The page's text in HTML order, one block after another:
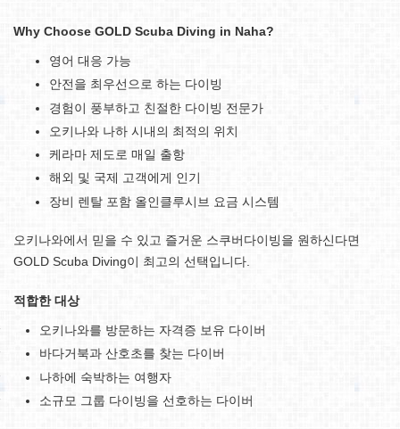
Why Choose GOLD Scuba Diving in Naha?
영어 대응 가능
안전을 최우선으로 하는 다이빙
경험이 풍부하고 친절한 다이빙 전문가
오키나와 나하 시내의 최적의 위치
케라마 제도로 매일 출항
해외 및 국제 고객에게 인기
장비 렌탈 포함 올인클루시브 요금 시스템
오키나와에서 믿을 수 있고 즐거운 스쿠버다이빙을 원하신다면
GOLD Scuba Diving이 최고의 선택입니다.
적합한 대상
오키나와를 방문하는 자격증 보유 다이버
바다거북과 산호초를 찾는 다이버
나하에 숙박하는 여행자
소규모 그룹 다이빙을 선호하는 다이버